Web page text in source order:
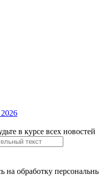
в курсе всех новостей
обработку